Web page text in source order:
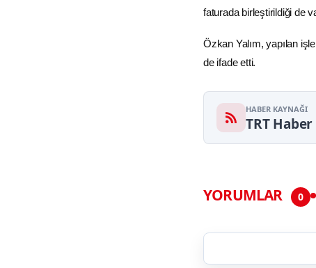
faturada birleştirildiği de
Özkan Yalım, yapılan
de ifade etti.
HABER KAYNAĞI
TRT Haber
YORUMLAR 0